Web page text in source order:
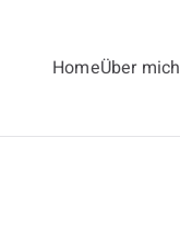
HomeÜber mich